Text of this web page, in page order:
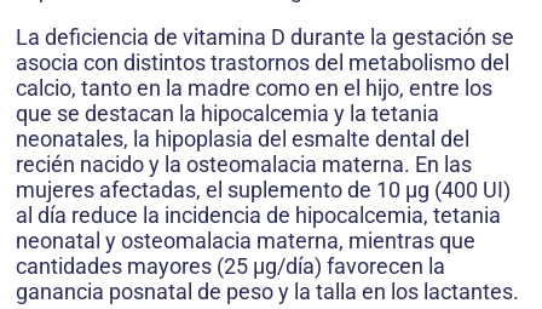
La deficiencia de vitamina D durante la gestación se
asocia con distintos trastornos del metabolismo del
calcio, tanto en la madre como en el hijo, entre los
que se destacan la hipocalcemia y la tetania
neonatales, la hipoplasia del esmalte dental del
recién nacido y la osteomalacia materna. En las
mujeres afectadas, el suplemento de 10 μg (400 UI)
al día reduce la incidencia de hipocalcemia, tetania
neonatal y osteomalacia materna, mientras que
cantidades mayores (25 μg/día) favorecen la
ganancia posnatal de peso y la talla en los lactantes.